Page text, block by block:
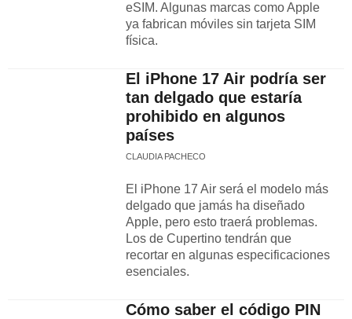
eSIM. Algunas marcas como Apple
ya fabrican móviles sin tarjeta SIM
física.
El iPhone 17 Air podría ser
tan delgado que estaría
prohibido en algunos
países
CLAUDIA PACHECO
El iPhone 17 Air será el modelo más
delgado que jamás ha diseñado
Apple, pero esto traerá problemas.
Los de Cupertino tendrán que
recortar en algunas especificaciones
esenciales.
Cómo saber el código PIN